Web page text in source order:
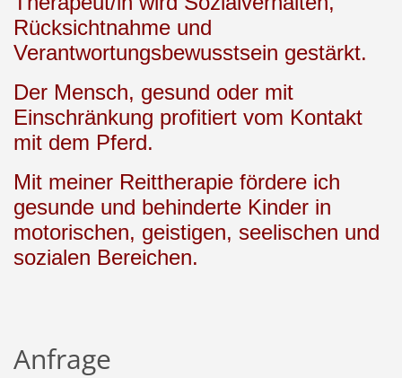
Rücksichtnahme und
Verantwortungsbewusstsein gestärkt.
Der Mensch, gesund oder mit
Einschränkung profitiert vom Kontakt
mit dem Pferd.
Mit meiner Reittherapie fördere ich
gesunde und behinderte Kinder in
motorischen, geistigen, seelischen und
sozialen Bereichen.
Anfrage